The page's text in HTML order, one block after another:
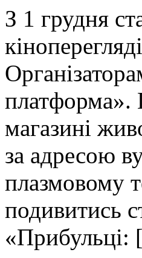
З 1 грудня
платформа».
магазині
за адресою
плазмовому
подивитись